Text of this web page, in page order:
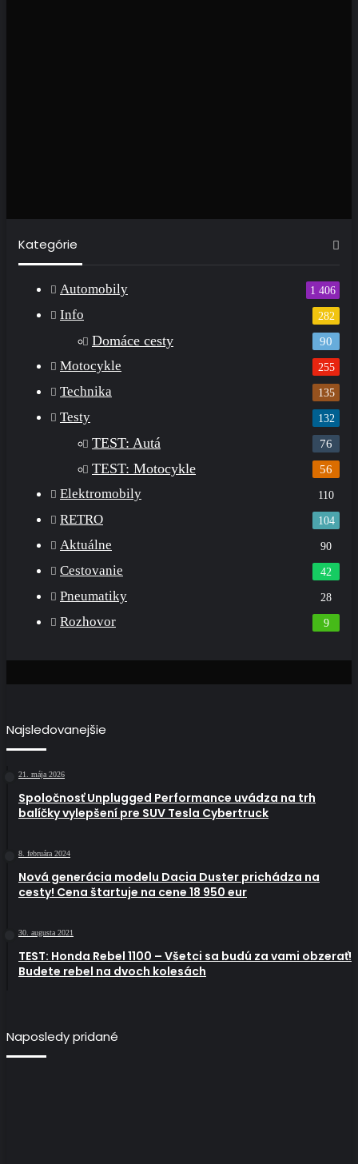
Kategórie
Automobily 1 406
Info 282
Domáce cesty 90
Motocykle 255
Technika 135
Testy 132
TEST: Autá 76
TEST: Motocykle 56
Elektromobily 110
RETRO 104
Aktuálne 90
Cestovanie 42
Pneumatiky 28
Rozhovor 9
Najsledovanejšie
21. mája 2026
Spoločnosť Unplugged Performance uvádza na trh
balíčky vylepšení pre SUV Tesla Cybertruck
8. februára 2024
Nová generácia modelu Dacia Duster prichádza na
cesty! Cena štartuje na cene 18 950 eur
30. augusta 2021
TEST: Honda Rebel 1100 – Všetci sa budú za vami obzerať!
Budete rebel na dvoch kolesách
Naposledy pridané